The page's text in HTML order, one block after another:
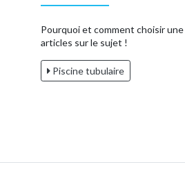
Pourquoi et comment choisir
articles sur le sujet !
Piscine tubulaire